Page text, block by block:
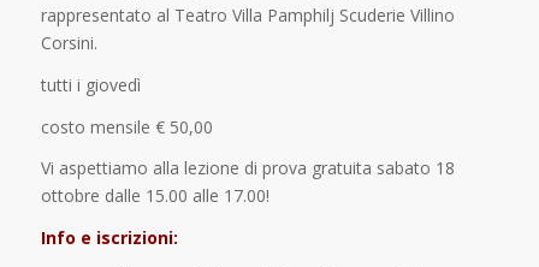
rappresentato al Teatro Villa Pamphilj Scuderie Villino
Corsini.
tutti i giovedì
costo mensile € 50,00
Vi aspettiamo alla lezione di prova gratuita sabato 18
ottobre dalle 15.00 alle 17.00!
Info e iscrizioni: